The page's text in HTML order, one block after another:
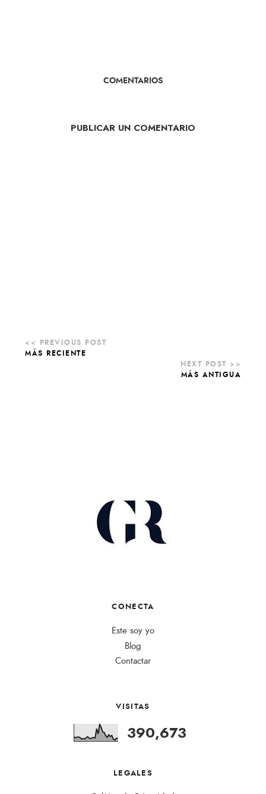
COMENTARIOS
PUBLICAR UN COMENTARIO
MÁS RECIENTE
MÁS ANTIGUA
CONECTA
Este soy yo
Blog
Contactar
VISITAS
390,673
LEGALES